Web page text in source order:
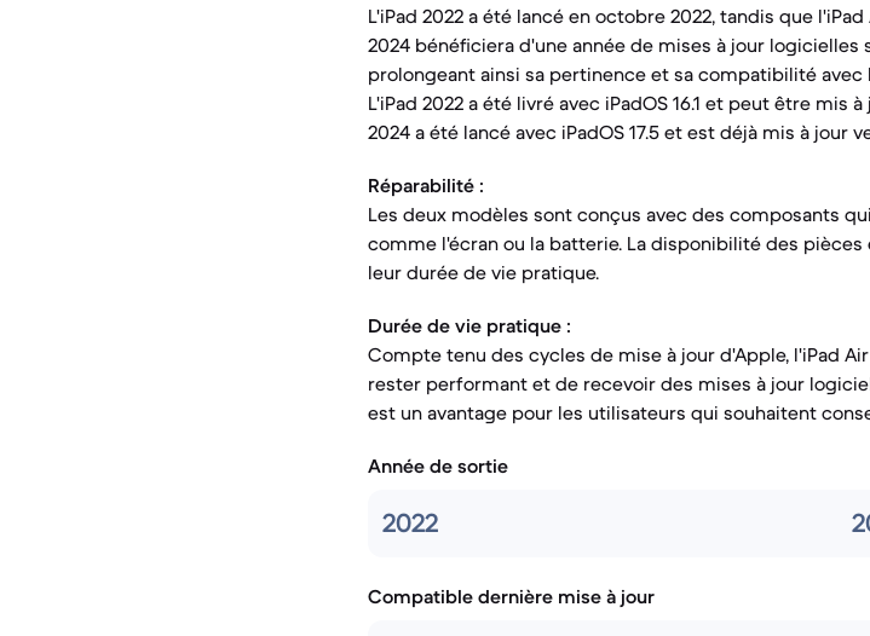
L'iPad 2022 a été lancé en octobre 2022, tandis que
2024 bénéficiera d'une année de mises à jour
prolongeant ainsi sa pertinence et sa compatibilité avec
L'iPad 2022 a été livré avec iPadOS 16.1 et peut être mis
2024 a été lancé avec iPadOS 17.5 et est déjà mis à jour
Réparabilité :
Les deux modèles sont conçus avec des composants
comme l'écran ou la batterie. La disponibilité des
leur durée de vie pratique.
Durée de vie pratique :
Compte tenu des cycles de mise à jour d'Apple, l'iPad
rester performant et de recevoir des mises à jour
est un avantage pour les utilisateurs qui souhaitent
Année de sortie
2022
Compatible dernière mise à jour